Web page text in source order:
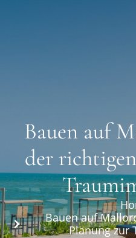
Bauen auf
der
Bauen auf
Planung zur